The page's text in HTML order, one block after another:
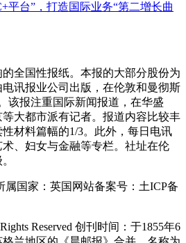
平台”，打造国际业务“第二增长曲
全国性报纸。本报的大部分股份为
讯报业公司出版，在伦敦和曼彻斯
该报注重国际新闻报道，在华盛
大都市派有记者。报道内容比较丰
性材料篇幅的1/3。此外，每日电讯
、妇女与金融等专栏。社址在伦
属国家：英国网站备案号：土ICP备
Reserved 创刊时间：于1855年6